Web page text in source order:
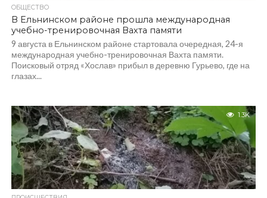
ОБЩЕСТВО
В Ельнинском районе прошла международная
учебно-тренировочная Вахта памяти
9 августа в Ельнинском районе стартовала очередная, 24-я
международная учебно-тренировочная Вахта памяти.
Поисковый отряд «Хослав» прибыл в деревню Гурьево, где на
глазах...
1.3K